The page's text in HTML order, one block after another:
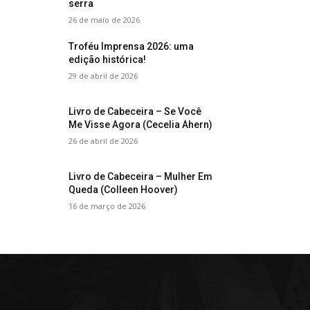
serra
26 de maio de 2026
Troféu Imprensa 2026: uma
edição histórica!
29 de abril de 2026
Livro de Cabeceira – Se Você
Me Visse Agora (Cecelia Ahern)
26 de abril de 2026
Livro de Cabeceira – Mulher Em
Queda (Colleen Hoover)
16 de março de 2026